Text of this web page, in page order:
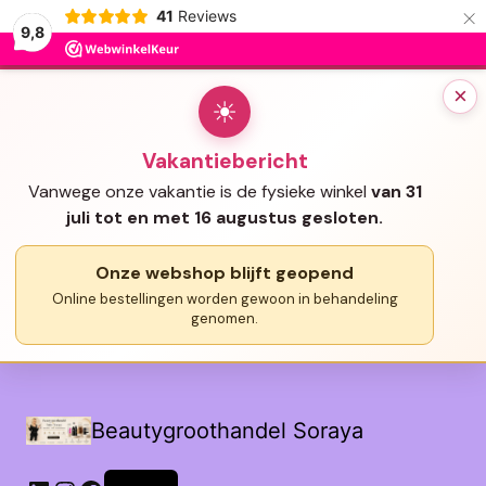
9,8
41 Reviews ×
×
☀
Vakantiebericht
Vanwege onze vakantie is de fysieke winkel van 31
juli tot en met 16 augustus gesloten.
Onze webshop blijft geopend
Online bestellingen worden gewoon in behandeling
genomen.
Beautygroothandel Soraya